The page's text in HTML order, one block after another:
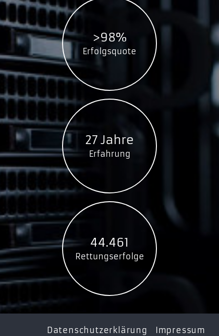
>98%
Erfolgsquote
27 Jahre
Erfahrung
44.461
Rettungserfolge
Datenschutzerklärung Impressum